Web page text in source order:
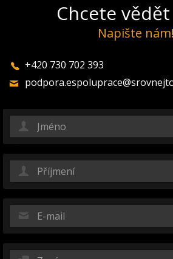
Chcete vědět
Napište nám!
+420 730 702 393